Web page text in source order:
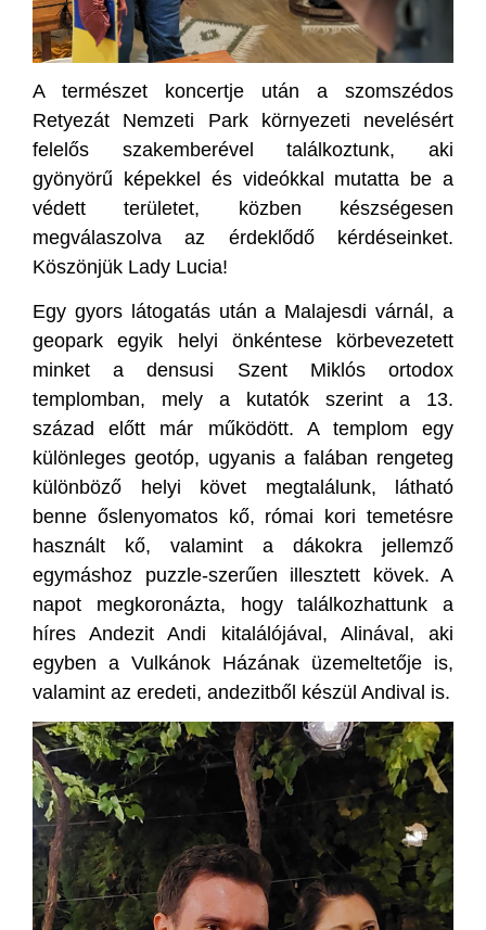
A természet koncertje után a szomszédos
Retyezát Nemzeti Park környezeti nevelésért
felelős szakemberével találkoztunk, aki
gyönyörű képekkel és videókkal mutatta be a
védett területet, közben készségesen
megválaszolva az érdeklődő kérdéseinket.
Köszönjük Lady Lucia!
Egy gyors látogatás után a Malajesdi várnál, a
geopark egyik helyi önkéntese körbevezetett
minket a densusi Szent Miklós ortodox
templomban, mely a kutatók szerint a 13.
század előtt már működött. A templom egy
különleges geotóp, ugyanis a falában rengeteg
különböző helyi követ megtalálunk, látható
benne őslenyomatos kő, római kori temetésre
használt kő, valamint a dákokra jellemző
egymáshoz puzzle-szerűen illesztett kövek. A
napot megkoronázta, hogy találkozhattunk a
híres Andezit Andi kitalálójával, Alinával, aki
egyben a Vulkánok Házának üzemeltetője is,
valamint az eredeti, andezitből készül Andival is.